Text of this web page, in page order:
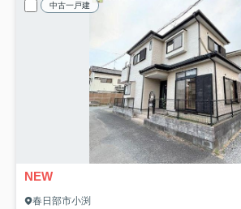
中古一戸建
NEW
春日部市小渕